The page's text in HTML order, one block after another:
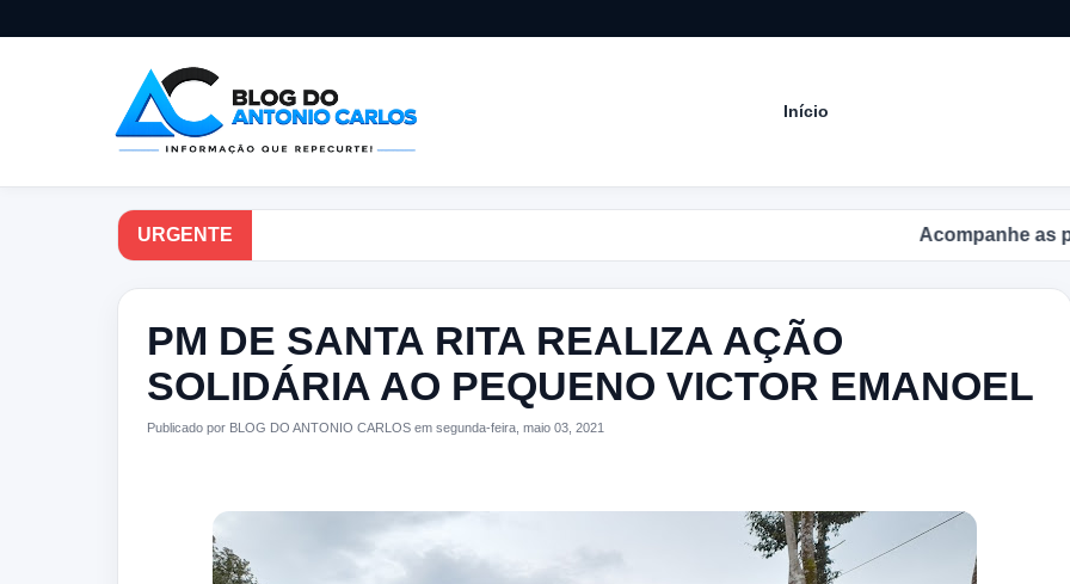
Início
URGENTE Acompanhe as principais
PM DE SANTA RITA REALIZA AÇÃO
SOLIDÁRIA AO PEQUENO VICTOR EMANOEL
Publicado por BLOG DO ANTONIO CARLOS em segunda-feira, maio 03, 2021